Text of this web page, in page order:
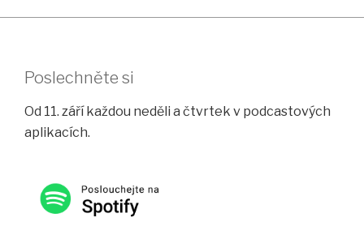
Poslechněte si
Od 11. září každou neděli a čtvrtek v podcastových
aplikacích.